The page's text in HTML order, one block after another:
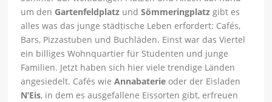
um den Gartenfeldplatz undSömmeringplatz gibt es
alles was das junge städtische Leben erfordert: Cafés,
Bars, Pizzastuben und Buchläden. Einst war das Viertel
ein billiges Wohnquartier für Studenten und junge
Familien. Jetzt haben sich hier viele trendige Länden
angesiedelt. Cafés wieAnnabaterie oder der Eisladen
N’Eis, in dem es ausgefallene Eissorten gibt, erfreuen